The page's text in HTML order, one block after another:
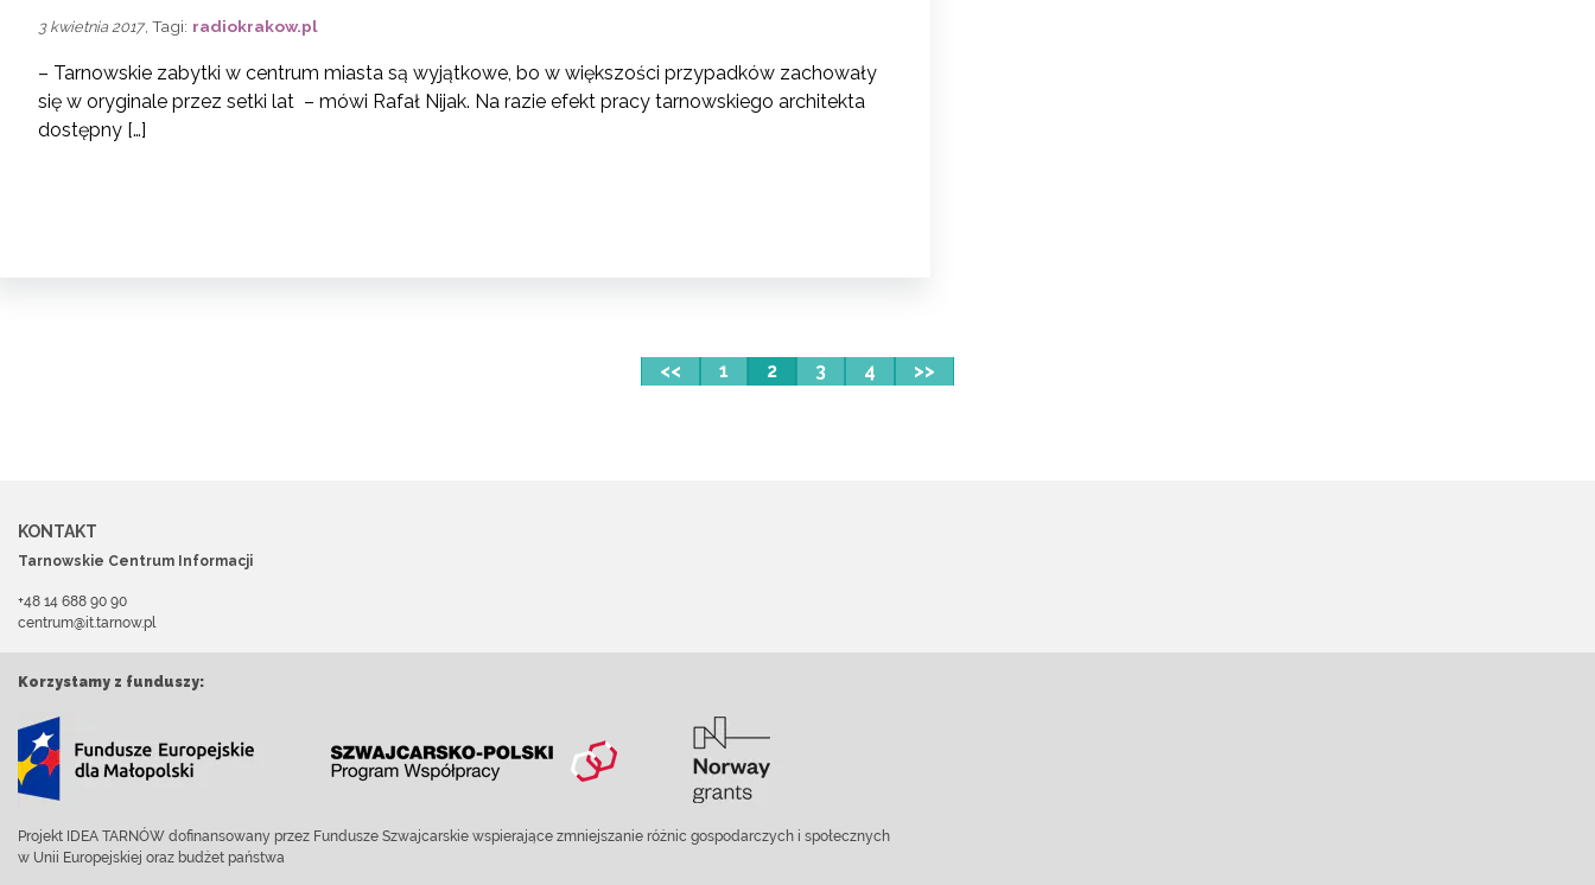
3 kwietnia 2017, Tagi: radiokrakow.pl
– Tarnowskie zabytki w centrum miasta są wyjątkowe, bo w większości przypadków zachowały
się w oryginale przez setki lat – mówi Rafał Nijak. Na razie efekt pracy tarnowskiego architekta
dostępny […]
<< 1 2 3 4 >>
KONTAKT
Tarnowskie Centrum Informacji
+48 14 688 90 90
centrum@it.tarnow.pl
Korzystamy z funduszy:
Projekt IDEA TARNÓW dofinansowany przez Fundusze Szwajcarskie wspierające zmniejszanie różnic gospodarczych i społecznych
w Unii Europejskiej oraz budżet państwa